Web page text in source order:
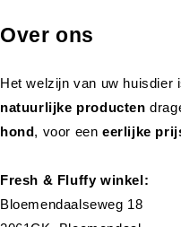
Over ons
Het welzijn van uw huisdier
natuurlijke producten
hond, voor eeneerlijke
Fresh & Fluffy winkel:
Bloemendaalseweg 18